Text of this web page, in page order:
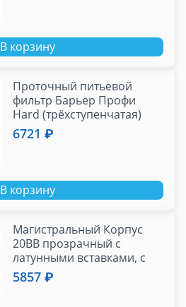
В корзину
Проточный питьевой
фильтр Барьер Профи
Hard (трёхступенчатая)
6721 ₽
В корзину
Магистральный Корпус
20BB прозрачный с
латунными вставками, с
возд. кл., резьба 1", ключ,
кронштейн.
5857 ₽